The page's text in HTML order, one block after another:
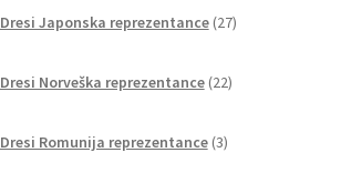
Dresi Japonska reprezentance 27izdelkov
Dresi Norveška reprezentance 22izdelkov
Dresi Romunija reprezentance 3izdelki